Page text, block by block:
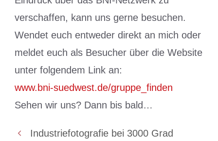
verschaffen, kann uns gerne besuchen.
Wendet euch entweder direkt an mich oder
meldet euch als Besucher über die Website
unter folgendem Link an:
www.bni-suedwest.de/gruppe_finden
Sehen wir uns? Dann bis bald…
Industriefotografie bei 3000 Grad